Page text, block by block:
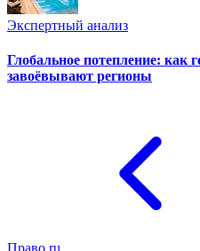
Экспертный анализ
Глобальное потепление: как
завоёвывают регионы
Право.ru